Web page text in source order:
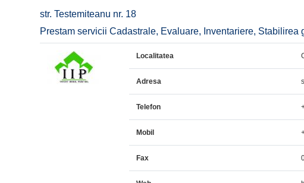
str. Testemiteanu nr. 18
Prestam servicii Cadastrale, Evaluare, Inventariere,
Localitatea
Adresa
Telefon
Mobil
Fax